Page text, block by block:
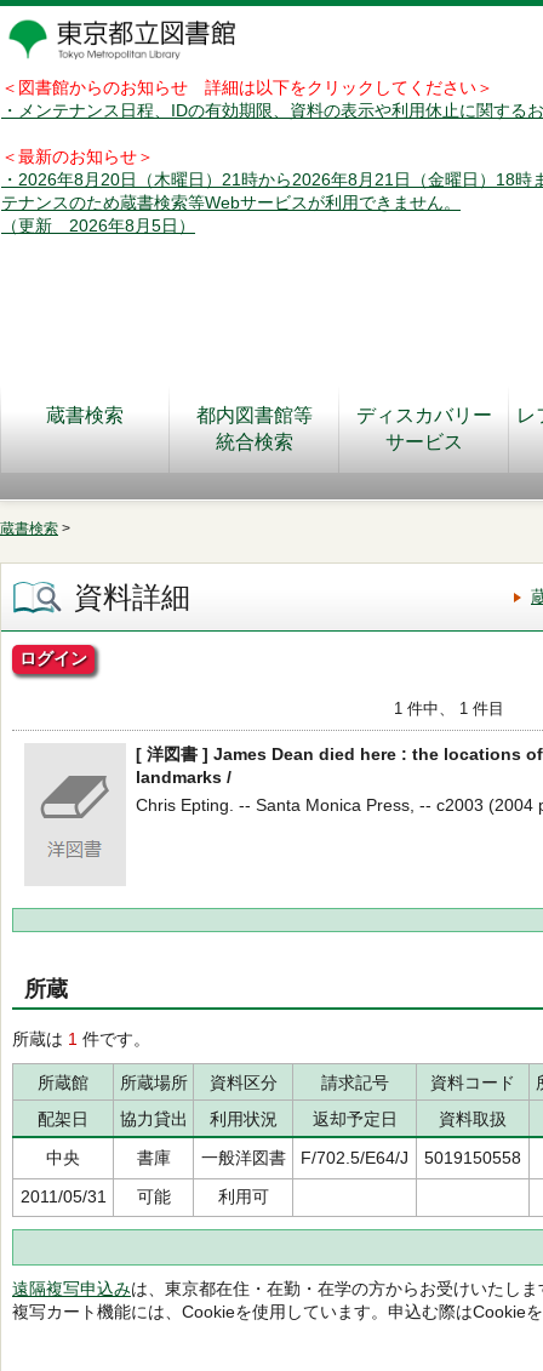
＜図書館からのお知らせ 詳細は以下をクリックしてください＞
・メンテナンス日程、IDの有効期限、資料の表示や利用休止に関する
＜最新のお知らせ＞
・2026年8月20日（木曜日）21時から2026年8月21日（金曜日）18時
テナンスのため蔵書検索等Webサービスが利用できません。
（更新 2026年8月5日）
蔵書検索
都内図書館等
統合検索
ディスカバリー
サービス
レ
蔵書検索 >
資料詳細
ログイン
1 件中、 1 件目
[ 洋図書 ] James Dean died here : the locations
landmarks /
Chris Epting. -- Santa Monica Press, -- c2003 (2004
所蔵
所蔵は 1 件です。
所蔵館 所蔵場所 資料区分 請求記号 資料コード
配架日
協力貸出 利用状況 返却予定日
資料取扱
中央
書庫 一般洋図書 F/702.5/E64/J
5019150558
2011/05/31
可能 利用可
遠隔複写申込みは、東京都在住・在勤・在学の方からお受けいたしま
複写カート機能には、Cookieを使用しています。申込む際はCookie